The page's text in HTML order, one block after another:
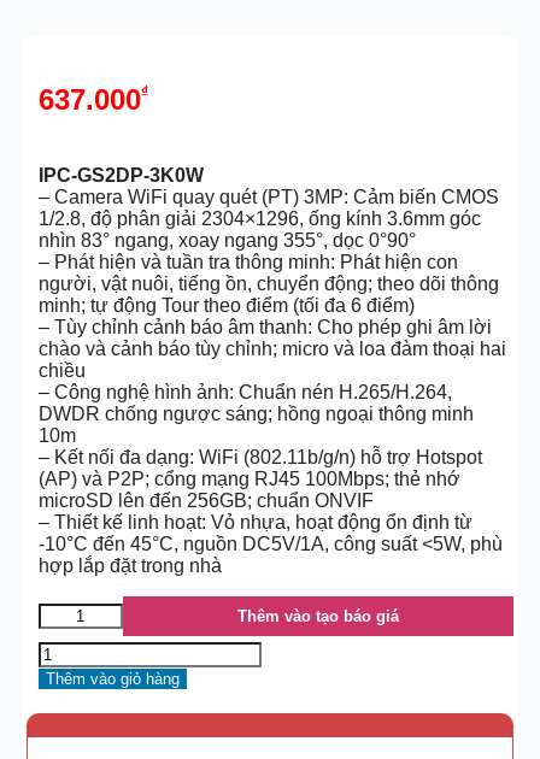
637.000₫
IPC-GS2DP-3K0W
– Camera WiFi quay quét (PT) 3MP: Cảm biến CMOS
1/2.8, độ phân giải 2304×1296, ống kính 3.6mm góc
nhìn 83° ngang, xoay ngang 355°, dọc 0°90°
– Phát hiện và tuần tra thông minh: Phát hiện con
người, vật nuôi, tiếng ồn, chuyển động; theo dõi thông
minh; tự động Tour theo điểm (tối đa 6 điểm)
– Tùy chỉnh cảnh báo âm thanh: Cho phép ghi âm lời
chào và cảnh báo tùy chỉnh; micro và loa đàm thoại hai
chiều
– Công nghệ hình ảnh: Chuẩn nén H.265/H.264,
DWDR chống ngược sáng; hồng ngoại thông minh
10m
– Kết nối đa dạng: WiFi (802.11b/g/n) hỗ trợ Hotspot
(AP) và P2P; cổng mạng RJ45 100Mbps; thẻ nhớ
microSD lên đến 256GB; chuẩn ONVIF
– Thiết kế linh hoạt: Vỏ nhựa, hoạt động ổn định từ
-10°C đến 45°C, nguồn DC5V/1A, công suất <5W, phù
hợp lắp đặt trong nhà
Thêm vào tạo báo giá
Thêm vào giỏ hàng